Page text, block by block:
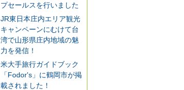
プセールスを行いました
JR東日本庄内エリア観光
キャンペーンにむけて台
湾で山形県庄内地域の魅
力を発信！
米大手旅行ガイドブック
「Fodor's」に鶴岡市が掲
載されました！